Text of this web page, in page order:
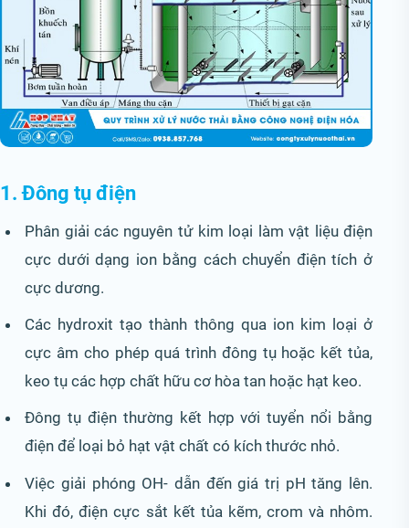
1. Đông tụ điện
Phân giải các nguyên tử kim loại làm vật liệu điện
cực dưới dạng ion bằng cách chuyển điện tích ở
cực dương.
Các hydroxit tạo thành thông qua ion kim loại ở
cực âm cho phép quá trình đông tụ hoặc kết tủa,
keo tụ các hợp chất hữu cơ hòa tan hoặc hạt keo.
Đông tụ điện thường kết hợp với tuyển nổi bằng
điện để loại bỏ hạt vật chất có kích thước nhỏ.
Việc giải phóng OH- dẫn đến giá trị pH tăng lên.
Khi đó, điện cực sắt kết tủa kẽm, crom và nhôm.